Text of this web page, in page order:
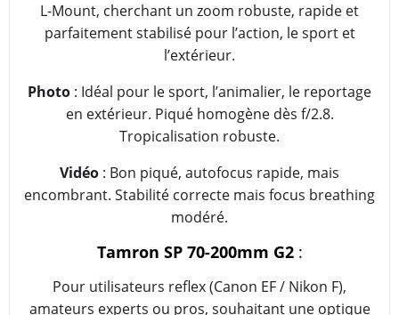
L-Mount, cherchant un zoom robuste, rapide et
parfaitement stabilisé pour l’action, le sport et
l’extérieur.
Photo : Idéal pour le sport, l’animalier, le reportage
en extérieur. Piqué homogène dès f/2.8.
Tropicalisation robuste.
Vidéo : Bon piqué, autofocus rapide, mais
encombrant. Stabilité correcte mais focus breathing
modéré.
Tamron SP 70-200mm G2:
Pour utilisateurs reflex (Canon EF / Nikon F),
amateurs experts ou pros, souhaitant une optique